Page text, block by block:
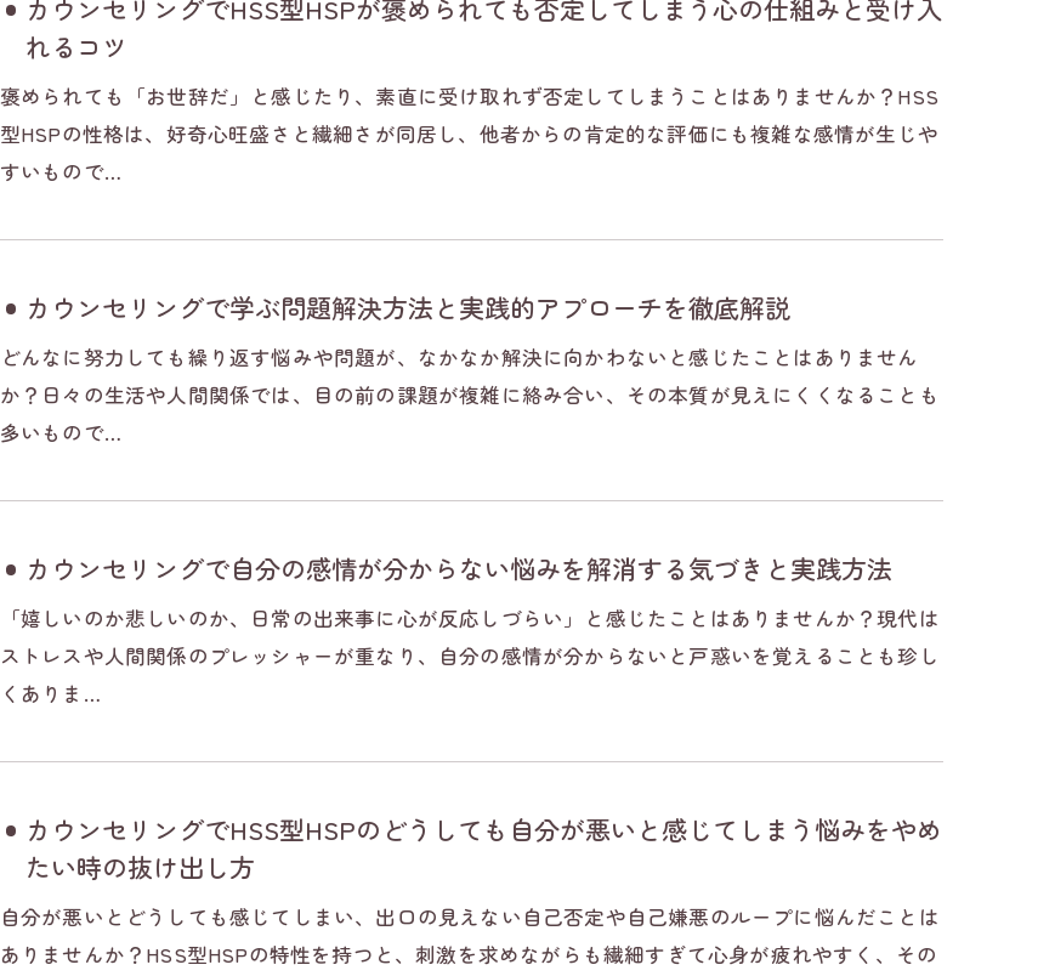
カウンセリングでHSS型HSPが褒められても否定してしまう心の仕組みと受け入
れるコツ
褒められても「お世辞だ」と感じたり、素直に受け取れず否定してしまうことはありませんか？HSS
型HSPの性格は、好奇心旺盛さと繊細さが同居し、他者からの肯定的な評価にも複雑な感情が生じや
すいもので…
カウンセリングで学ぶ問題解決方法と実践的アプローチを徹底解説
どんなに努力しても繰り返す悩みや問題が、なかなか解決に向かわないと感じたことはありません
か？日々の生活や人間関係では、目の前の課題が複雑に絡み合い、その本質が見えにくくなることも
多いもので…
カウンセリングで自分の感情が分からない悩みを解消する気づきと実践方法
「嬉しいのか悲しいのか、日常の出来事に心が反応しづらい」と感じたことはありませんか？現代は
ストレスや人間関係のプレッシャーが重なり、自分の感情が分からないと戸惑いを覚えることも珍し
くありま…
カウンセリングでHSS型HSPのどうしても自分が悪いと感じてしまう悩みをやめ
たい時の抜け出し方
自分が悪いとどうしても感じてしまい、出口の見えない自己否定や自己嫌悪のループに悩んだことは
ありませんか？HSS型HSPの特性を持つと、刺激を求めながらも繊細すぎて心身が疲れやすく、その